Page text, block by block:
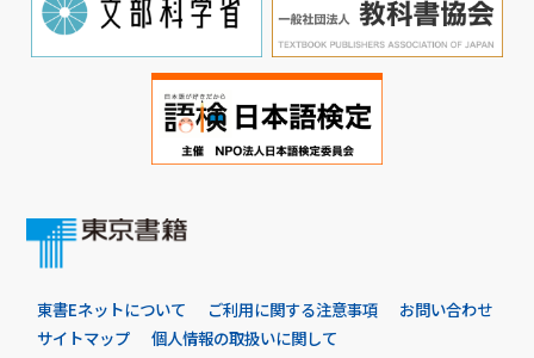
東書Eネットについて ご利用に関する注意事項
お問い合わせ
サイトマップ
個人情報の取扱いに関して